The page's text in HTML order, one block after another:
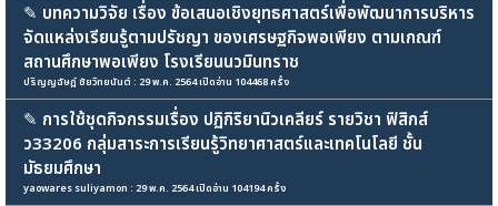
✎ บทความวิจัย เรื่อง ข้อเสนอเชิงยุทธศาสตร์เพื่อพัฒนาการบริหาร
จัดแหล่งเรียนรู้ตามปรัชญา ของเศรษฐกิจพอเพียง ตามเกณฑ์
สถานศึกษาพอเพียง โรงเรียนนวมินทราช
ปริญญฉัษฎ์ ชัยวิทยนันต์ : 29 พ.ค. 2564 เปิดอ่าน 104468 ครั้ง
✎ การใช้ชุดกิจกรรมเรื่อง ปฏิกิริยานิวเคลียร์ รายวิชา ฟิสิกส์
ว33206 กลุ่มสาระการเรียนรู้วิทยาศาสตร์และเทคโนโลยี ชั้น
มัธยมศึกษา
yaowares suliyamon : 29 พ.ค. 2564 เปิดอ่าน 104194 ครั้ง